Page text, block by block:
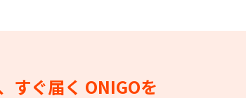
すぐ届く ONIGOを